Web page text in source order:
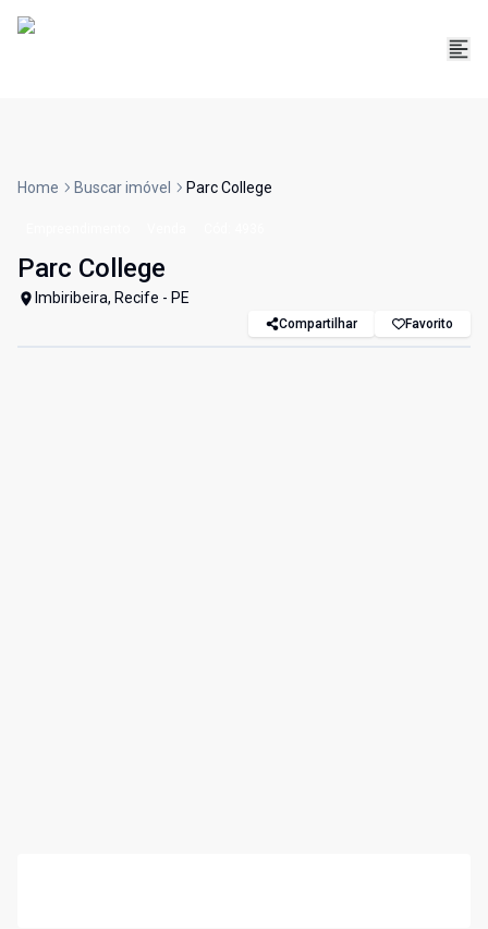
Home Buscar imóvel Parc College
Parc College
Imbiribeira, Recife - PE
Compartilhar Favorito